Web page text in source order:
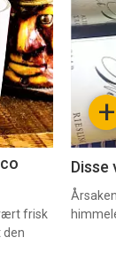
frisk
den
nå
3 +
Disse